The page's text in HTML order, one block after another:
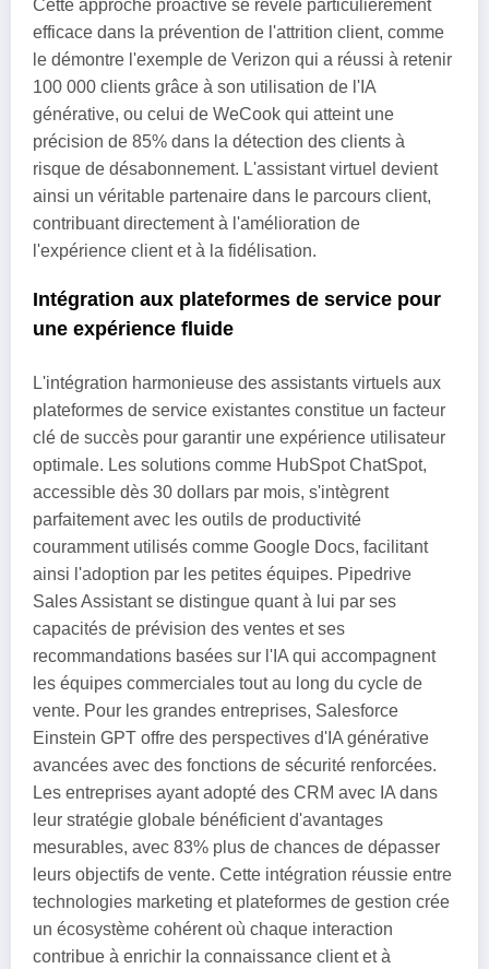
Cette approche proactive se révèle particulièrement
efficace dans la prévention de l'attrition client, comme
le démontre l'exemple de Verizon qui a réussi à retenir
100 000 clients grâce à son utilisation de l'IA
générative, ou celui de WeCook qui atteint une
précision de 85% dans la détection des clients à
risque de désabonnement. L'assistant virtuel devient
ainsi un véritable partenaire dans le parcours client,
contribuant directement à l'amélioration de
l'expérience client et à la fidélisation.
Intégration aux plateformes de service pour
une expérience fluide
L'intégration harmonieuse des assistants virtuels aux
plateformes de service existantes constitue un facteur
clé de succès pour garantir une expérience utilisateur
optimale. Les solutions comme HubSpot ChatSpot,
accessible dès 30 dollars par mois, s'intègrent
parfaitement avec les outils de productivité
couramment utilisés comme Google Docs, facilitant
ainsi l'adoption par les petites équipes. Pipedrive
Sales Assistant se distingue quant à lui par ses
capacités de prévision des ventes et ses
recommandations basées sur l'IA qui accompagnent
les équipes commerciales tout au long du cycle de
vente. Pour les grandes entreprises, Salesforce
Einstein GPT offre des perspectives d'IA générative
avancées avec des fonctions de sécurité renforcées.
Les entreprises ayant adopté des CRM avec IA dans
leur stratégie globale bénéficient d'avantages
mesurables, avec 83% plus de chances de dépasser
leurs objectifs de vente. Cette intégration réussie entre
technologies marketing et plateformes de gestion crée
un écosystème cohérent où chaque interaction
contribue à enrichir la connaissance client et à